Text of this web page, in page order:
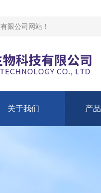
限公司网站 ！
关于我们 产